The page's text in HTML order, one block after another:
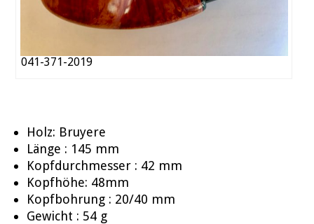
041-371-2019
Holz: Bruyere
Länge : 145 mm
Kopfdurchmesser : 42 mm
Kopfhöhe: 48mm
Kopfbohrung : 20/40 mm
Gewicht : 54 g